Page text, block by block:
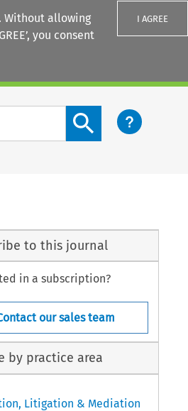
Without allowing
you consent
I AGREE
Search content button
to this journal
in a subscription?
our sales team
by practice area
Litigation & Mediation